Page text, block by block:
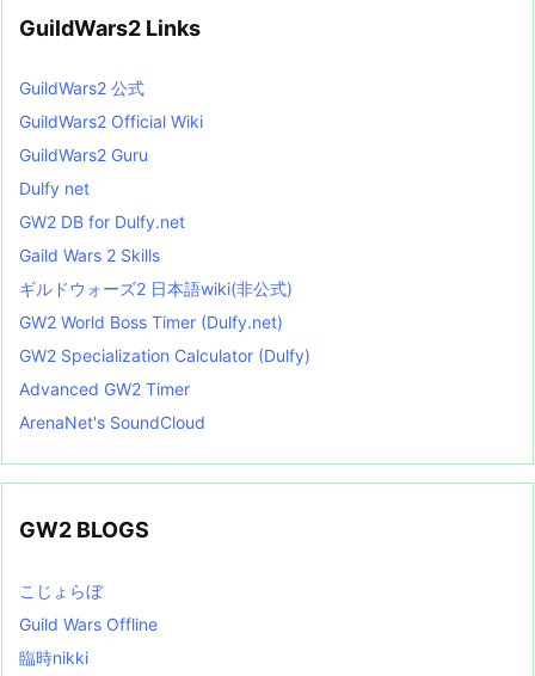
GuildWars2 Links
GuildWars2 公式
GuildWars2 Official Wiki
GuildWars2 Guru
Dulfy net
GW2 DB for Dulfy.net
Gaild Wars 2 Skills
ギルドウォーズ2 日本語wiki(非公式)
GW2 World Boss Timer (Dulfy.net)
GW2 Specialization Calculator (Dulfy)
Advanced GW2 Timer
ArenaNet's SoundCloud
GW2 BLOGS
こじょらぼ
Guild Wars Offline
臨時nikki